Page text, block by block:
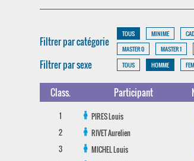
Filtrer par catégorie
TOUS MINIME
MASTER 0
MASTER 1
Filtrer par sexe TOUS HOMME
Class. Participant
1 PIRESLouis
2
RIVETAurelien
3
MICHELLouis